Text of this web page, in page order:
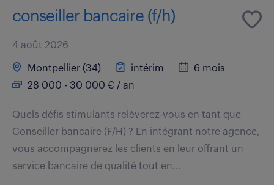
conseiller bancaire (f/h)
4 août 2026
Montpellier (34) intérim
6 mois
28 000 - 30 000 € / an
Quels défis stimulants relèverez-vous en tant que
Conseiller bancaire (F/H) ? En intégrant notre agence,
vous accompagnerez les clients en leur offrant un
service bancaire de qualité tout en...